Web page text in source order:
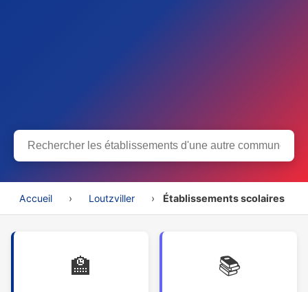
Accueil › Loutzviller › Établissements scolaires
🏫
📚